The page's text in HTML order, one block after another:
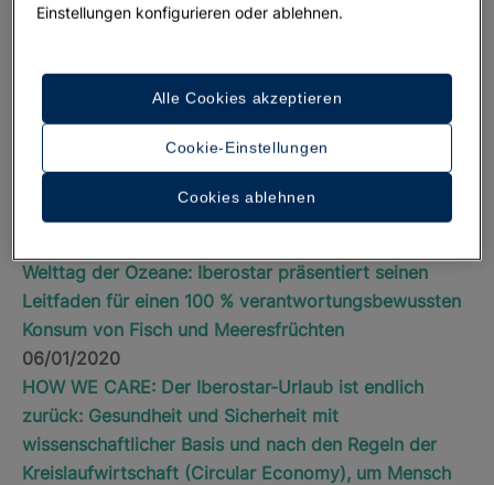
NEUE REISEKRANKENVERSICHERUNG FÜR ALLE
07/29/2020
How We Care. Zwischenbilanz der Iberostar Group
nach der Wiederaufnahme des operativen Geschäfts
IBEROSTAR ÖFFNET MEHR ALS 45 HOTELS
WELTWEIT
Welttag der Ozeane: Iberostar präsentiert seinen
Leitfaden für einen 100 % verantwortungsbewussten
Konsum von Fisch und Meeresfrüchten
06/01/2020
HOW WE CARE: Der Iberostar-Urlaub ist endlich
zurück: Gesundheit und Sicherheit mit
wissenschaftlicher Basis und nach den Regeln der
Kreislaufwirtschaft (Circular Economy), um Mensch
Einstellungen konfigurieren oder ablehnen.
Cookie-Einstellungen
Cookies ablehnen
Alle Cookies akzeptieren